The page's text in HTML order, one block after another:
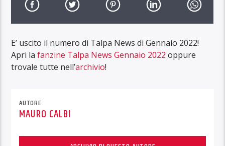
E’ uscito il numero di Talpa News di Gennaio 2022!
Apri lafanzine Talpa News Gennaio 2022 oppure
trovale tutte nell’archivio!
AUTORE
MAURO CALBI